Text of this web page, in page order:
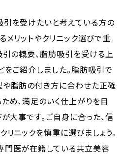
を受けたいと考えている方の
メリットやクリニック選びで重
引の概要、脂肪吸引を受ける上
をご紹介しました。脂肪吸引で
脂肪の付き方に合わせた正確
め、満足のいく仕上がりを目
大事です。ご自身に合った、信
ニックを慎重に選びましょう。
医が在籍している共立美容